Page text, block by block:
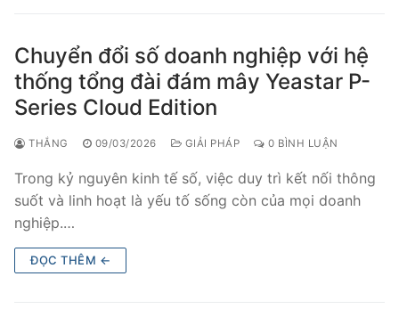
FXS VoIP Gateway
FXO VoIP Gateway
VoIP GSM / 3G / 4G Gateways
PRI VoIP Gateway TE100
PRI VoIP Gateway TE200
BRI VoIP Gateway
Chuyển đổi số doanh nghiệp với hệ
thống tổng đài đám mây Yeastar P-
Series Cloud Edition
THẮNG 09/03/2026 GIẢI PHÁP 0 BÌNH LUẬN
Trong kỷ nguyên kinh tế số, việc duy trì kết nối thông
suốt và linh hoạt là yếu tố sống còn của mọi doanh
nghiệp.…
ĐỌC THÊM ←